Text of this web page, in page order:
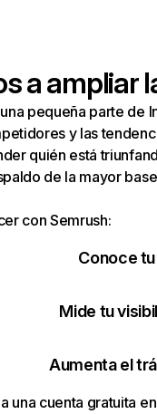
a ampliar
pequeña parte
y las
quién está
de la mayor
con Semrush:
Conoce
Mide tu
Aumenta el
una cuenta gratuita